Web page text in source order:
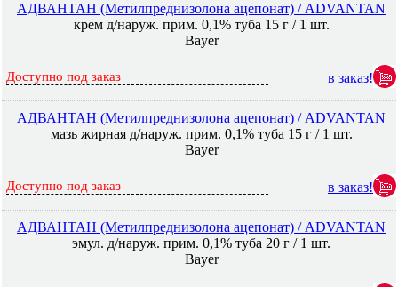
АДВАНТАН (Метилпреднизолона ацепонат) / ADVANTAN
крем д/наруж. прим. 0,1% туба 15 г / 1 шт.
Bayer
Доступно под заказ в заказ!
АДВАНТАН (Метилпреднизолона ацепонат) / ADVANTAN
мазь жирная д/наруж. прим. 0,1% туба 15 г / 1 шт.
Bayer
Доступно под заказ в заказ!
АДВАНТАН (Метилпреднизолона ацепонат) / ADVANTAN
эмул. д/наруж. прим. 0,1% туба 20 г / 1 шт.
Bayer